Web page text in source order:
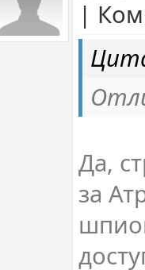
|
Да,
за